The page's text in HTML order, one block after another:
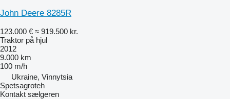
John Deere 8285R
123.000 € ≈ 919.500 kr.
Traktor på hjul
2012
9.000 km
100 m/h
Ukraine, Vinnytsia
Spetsagroteh
Kontakt sælgeren